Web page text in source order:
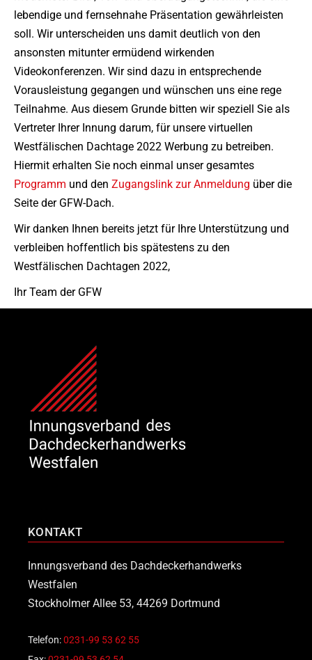
lebendige und fernsehnahe Präsentation gewährleisten
soll. Wir unterscheiden uns damit deutlich von den
ansonsten mitunter ermüdend wirkenden
Videokonferenzen. Wir sind dazu in entsprechende
Vorausleistung gegangen und wünschen uns eine rege
Teilnahme. Aus diesem Grunde bitten wir speziell Sie als
Vertreter Ihrer Innung darum, für unsere virtuellen
Westfälischen Dachtage 2022 Werbung zu betreiben.
Hiermit erhalten Sie noch einmal unser gesamtes
Programm und den Zugangslink zur Anmeldung über die
Seite der GFW-Dach.
Wir danken Ihnen bereits jetzt für Ihre Unterstützung und
verbleiben hoffentlich bis spätestens zu den
Westfälischen Dachtagen 2022,
Ihr Team der GFW
KONTAKT
Innungsverband des Dachdeckerhandwerks
Westfalen
Stockholmer Allee 53, 44269 Dortmund
Telefon:0231-99 53 62 55